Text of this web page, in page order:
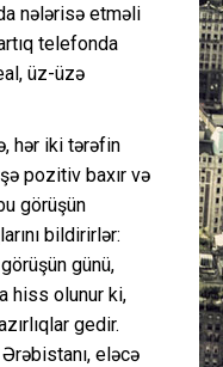
nələrisə etməli
telefonda
üz-üzə
hər iki tərəfin
pozitiv baxır və
görüşün
bildirirlər:
günü,
hiss olunur ki,
gedir.
eləcə